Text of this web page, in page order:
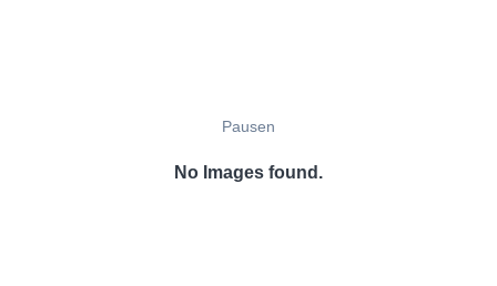
Pausen
No Images found.